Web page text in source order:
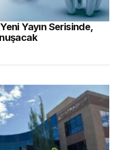
Yayın Serisinde,